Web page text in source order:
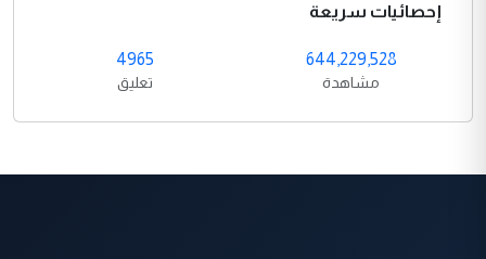
إحصائيات سريعة
644,229,528
مشاهدة
4965
تعليق